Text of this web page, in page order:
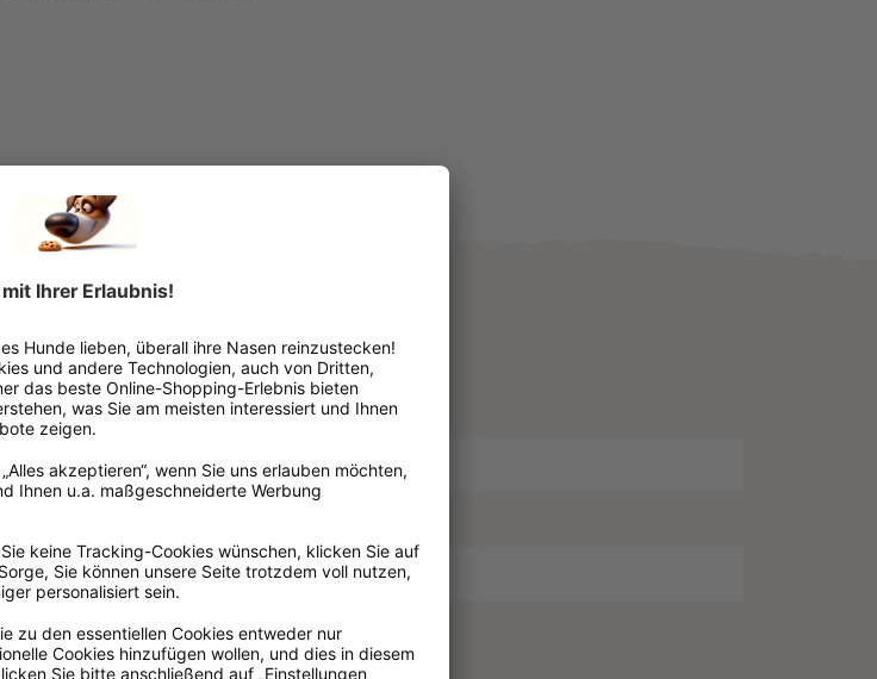
Gelb
Breite 140 - 160 cm
Mit Bestickung